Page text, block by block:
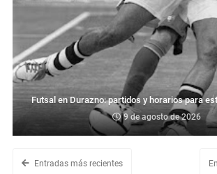
Futsal en Durazno: partidos y horarios para
9 de agosto de 2026
Entradas más recientes